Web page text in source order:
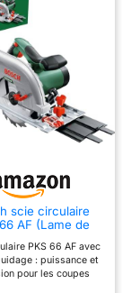
scie circulaire
AF (Lame de
1 600 W)
PKS 66 AF avec
: puissance et
pour les coupes